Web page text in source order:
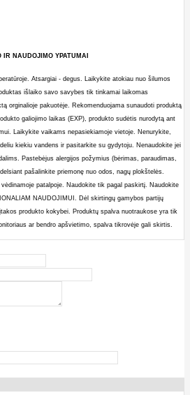
IR NAUDOJIMO YPATUMAI
Atsargiai - degus. Laikykite atokiau nuo šilumos
išlaiko savo savybes tik tinkamai laikomas
orginalioje pakuotėje. Rekomenduojama sunaudoti produktą
galiojimo laikas (EXP), produkto sudėtis nurodytą ant
Laikykite vaikams nepasiekiamoje vietoje. Nenurykite,
kiekiu vandens ir pasitarkite su gydytoju. Nenaudokite jei
Pastebėjus alergijos požymius (bėrimas, paraudimas,
pašalinkite priemonę nuo odos, nagų plokštelės.
patalpoje. Naudokite tik pagal paskirtį. Naudokite
NAUDOJIMUI. Dėl skirtingų gamybos partijų
produkto kokybei. Produktų spalva nuotraukose yra tik
ar bendro apšvietimo, spalva tikrovėje gali skirtis.